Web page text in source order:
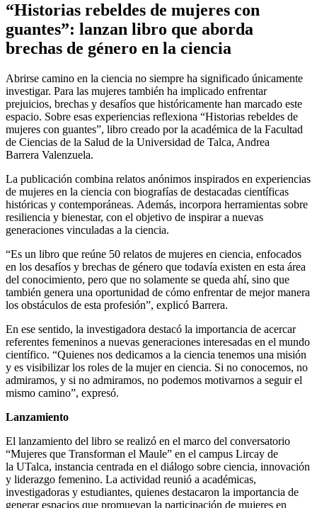
“Historias rebeldes de mujeres con
guantes”: lanzan libro que aborda
brechas de género en la ciencia
Abrirse camino en la ciencia no siempre ha significado únicamente
investigar. Para las mujeres también ha implicado enfrentar
prejuicios, brechas y desafíos que históricamente han marcado este
espacio. Sobre esas experiencias reflexiona “Historias rebeldes de
mujeres con guantes”, libro creado por la académica de la Facultad
de Ciencias de la Salud de la Universidad de Talca, Andrea
Barrera Valenzuela.
La publicación combina relatos anónimos inspirados en experiencias
de mujeres en la ciencia con biografías de destacadas científicas
históricas y contemporáneas. Además, incorpora herramientas sobre
resiliencia y bienestar, con el objetivo de inspirar a nuevas
generaciones vinculadas a la ciencia.
“Es un libro que reúne 50 relatos de mujeres en ciencia, enfocados
en los desafíos y brechas de género que todavía existen en esta área
del conocimiento, pero que no solamente se queda ahí, sino que
también genera una oportunidad de cómo enfrentar de mejor manera
los obstáculos de esta profesión”, explicó Barrera.
En ese sentido, la investigadora destacó la importancia de acercar
referentes femeninos a nuevas generaciones interesadas en el mundo
científico. “Quienes nos dedicamos a la ciencia tenemos una misión
y es visibilizar los roles de la mujer en ciencia. Si no conocemos, no
admiramos, y si no admiramos, no podemos motivarnos a seguir el
mismo camino”, expresó.
Lanzamiento
El lanzamiento del libro se realizó en el marco del conversatorio
“Mujeres que Transforman el Maule” en el campus Lircay de
la UTalca, instancia centrada en el diálogo sobre ciencia, innovación
y liderazgo femenino. La actividad reunió a académicas,
investigadoras y estudiantes, quienes destacaron la importancia de
generar espacios que promuevan la participación de mujeres en